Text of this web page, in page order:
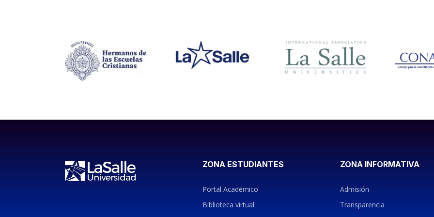
ZONA ESTUDIANTES
Portal Académico
Biblioteca virtual
ZONA INFORMATIVA
Admisión
Transparencia